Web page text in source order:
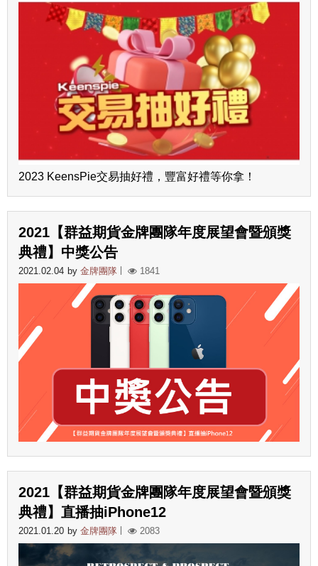
2023 KeensPie交易抽好禮，豐富好禮等你拿！
2021【群益期貨金牌團隊年度展望會暨頒獎
典禮】中獎公告
2021.02.04 by 金牌團隊 1841
2021【群益期貨金牌團隊年度展望會暨頒獎
典禮】直播抽iPhone12
2021.01.20 by 金牌團隊 2083